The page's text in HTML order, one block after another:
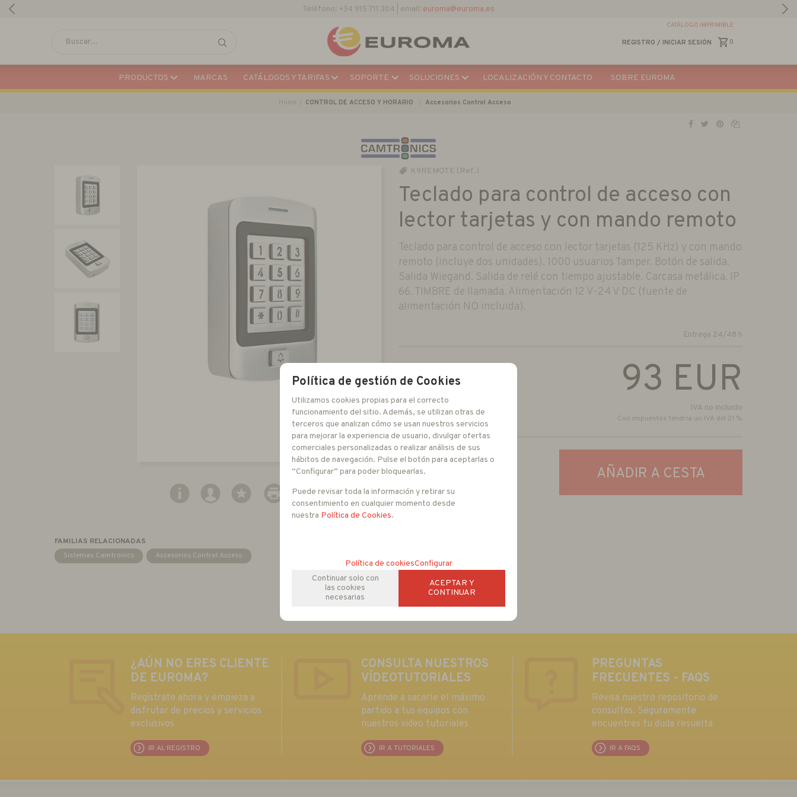
Teléfono: +34 915 711 304 | email: euroma@euroma.es
REGISTRO / INICIAR SESIÓN 0
CATÁLOGO IMPRIMIBLE
PRODUCTOS MARCAS CATÁLOGOS Y TARIFAS SOPORTE SOLUCIONES LOCALIZACIÓN Y CONTACTO SOBRE EUROMA
Home CONTROL DE ACCESO Y HORARIO Accesorios Control Acceso
K9REMOTE (Ref.)
Teclado para control de acceso con
lector tarjetas y con mando remoto
Teclado para control de acceso con lector tarjetas (125 KHz) y con mando
remoto (incluye dos unidades). 1000 usuarios Tamper. Botón de salida.
Salida Wiegand. Salida de relé con tiempo ajustable. Carcasa metálica. IP
66. TIMBRE de llamada. Alimentación 12 V-24 V DC (fuente de
alimentación NO incluida).
Entrega 24/48 h
93 EUR
IVA no incluido
Con impuestos tendría un IVA del 21 %
- + AÑADIR A CESTA
FAMILIAS RELACIONADAS
Sistemas Camtronics
Accesorios Control Acceso
¿AÚN NO ERES CLIENTE
DE EUROMA?
Regístrate ahora y empieza a
disfrutar de precios y servicios
exclusivos
IR AL REGISTRO
CONSULTA NUESTROS
VÍDEOTUTORIALES
Aprende a sacarle el máximo
partido a tus equipos con
nuestros video tutoriales
IR A TUTORIALES
PREGUNTAS
FRECUENTES - FAQS
Revisa nuestro repositorio de
consultas. Seguramente
encuentres tu duda resuelta
IR A FAQS
Política de gestión de Cookies
Utilizamos cookies propias para el correcto
funcionamiento del sitio. Además, se utilizan otras de
terceros que analizan cómo se usan nuestros servicios
para mejorar la experiencia de usuario, divulgar ofertas
comerciales personalizadas o realizar análisis de sus
hábitos de navegación. Pulse el botón para aceptarlas o
“Configurar” para poder bloquearlas.
Puede revisar toda la información y retirar su
consentimiento en cualquier momento desde
nuestra Política de Cookies.
Política de cookiesConfigurar
Continuar solo con
las cookies
necesarias
ACEPTAR Y
CONTINUAR